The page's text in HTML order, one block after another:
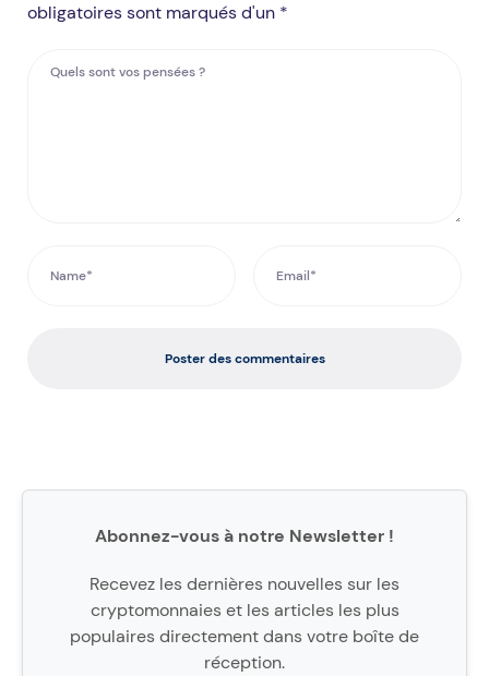
obligatoires sont marqués d'un *
Poster des commentaires
Abonnez-vous à notre Newsletter !
Recevez les dernières nouvelles sur les
cryptomonnaies et les articles les plus
populaires directement dans votre boîte de
réception.